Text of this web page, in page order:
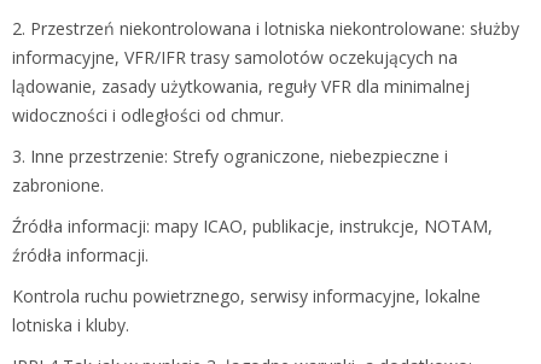
2. Przestrzeń niekontrolowana i lotniska niekontrolowane: służby
informacyjne, VFR/IFR trasy samolotów oczekujących na
lądowanie, zasady użytkowania, reguły VFR dla minimalnej
widoczności i odległości od chmur.
3. Inne przestrzenie: Strefy ograniczone, niebezpieczne i
zabronione.
Źródła informacji: mapy ICAO, publikacje, instrukcje, NOTAM,
źródła informacji.
Kontrola ruchu powietrznego, serwisy informacyjne, lokalne
lotniska i kluby.